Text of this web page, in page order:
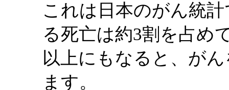
これは日本のがん統
る死亡は約3割を占め
以上にもなると、が
ます。